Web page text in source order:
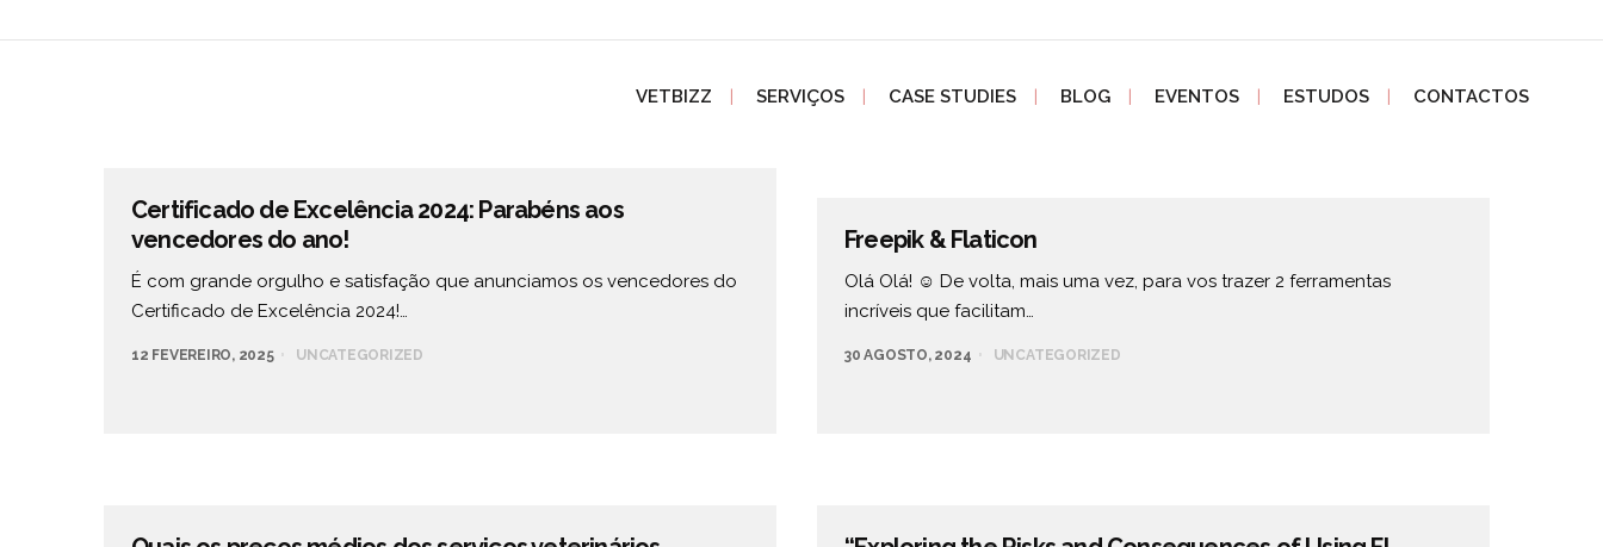
VETBIZZ SERVIÇOS CASE STUDIES BLOG EVENTOS ESTUDOS CONTACTOS
Certificado de Excelência 2024: Parabéns aos
vencedores do ano!
É com grande orgulho e satisfação que anunciamos os vencedores do
Certificado de Excelência 2024!…
12 FEVEREIRO, 2025 UNCATEGORIZED
Freepik & Flaticon
Olá Olá! ☺️ De volta, mais uma vez, para vos trazer 2 ferramentas
incríveis que facilitam…
30 AGOSTO, 2024 UNCATEGORIZED